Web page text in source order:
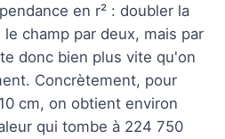
en r² : doubler la
champ par deux, mais par
donc bien plus vite qu'on
Concrètement, pour
cm, on obtient environ
qui tombe à 224 750